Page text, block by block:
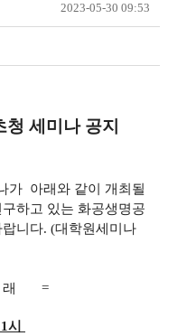
2023-05-30 09:53
세미나 공지
가 아래와 같이 개최될
하고 있는 화공생명공
니다. (대학원세미나
=
시